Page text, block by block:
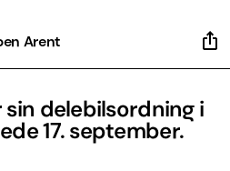
Arent
delebilsordning i
17. september.